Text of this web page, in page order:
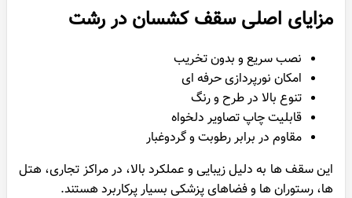
مزایای اصلی سقف کشسان در رشت
نصب سریع و بدون تخریب
امکان نورپردازی حرفه ای
تنوع بالا در طرح و رنگ
قابلیت چاپ تصاویر دلخواه
مقاوم در برابر رطوبت و گردوغبار
این سقف ها به دلیل زیبایی و عملکرد بالا، در مراکز تجاری، هتل
ها، رستوران ها و فضاهای پزشکی بسیار پرکاربرد هستند.